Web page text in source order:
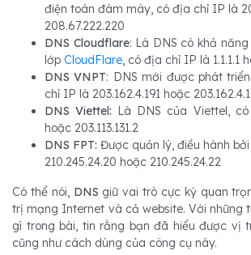
điện toán đám mây, có địa chỉ IP là
208.67.222.220
DNS Cloudflare: Là DNS có khả
lớp CloudFlare, có địa chỉ IP là 1.1.1.1
DNS VNPT: DNS mới được phát
chỉ IP là 203.162.4.191 hoặc
DNS Viettel: Là DNS của Viettel, có
hoặc 203.113.131.2
DNS FPT: Được quản lý, điều hành
210.245.24.20 hoặc 210.245.24.22
Có thể nói, DNS giữ vai trò cực kỳ quan
trị mạng Internet và cả website. Với những
gì trong bài, tin rằng bạn đã hiểu được vị
cũng như cách dùng của công cụ này.